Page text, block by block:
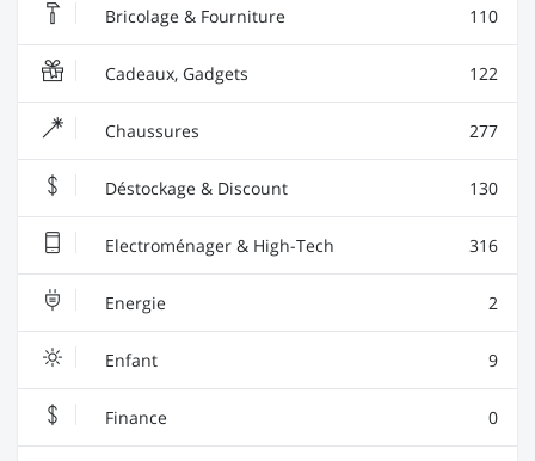
Bricolage & Fourniture 110
Cadeaux, Gadgets 122
Chaussures 277
Déstockage & Discount 130
Electroménager & High-Tech 316
Energie 2
Enfant 9
Finance 0